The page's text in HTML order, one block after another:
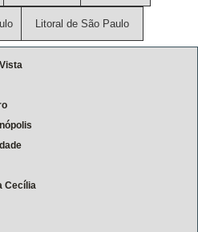
Litoral de São Paulo
Cecília